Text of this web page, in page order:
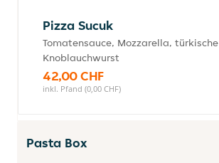
Pizza Sucuk
Tomatensauce, Mozzarella, türkische
Knoblauchwurst
42,00 CHF
inkl. Pfand (0,00 CHF)
Pasta Box